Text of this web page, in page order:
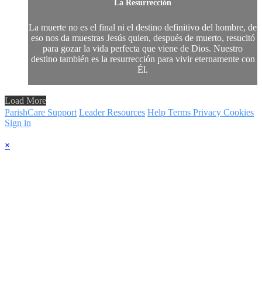
La Resurrección
La muerte no es el final ni el destino definitivo del hombre, de
eso nos da muestras Jesús quien, después de muerto, resucitó
para gozar la vida perfecta que viene de Dios. Nuestro
destino también es la resurrección para vivir eternamente con
Él.
Load More
ParishCare Support Leader Resources Help Terms Privacy Cookies
Sign in
×